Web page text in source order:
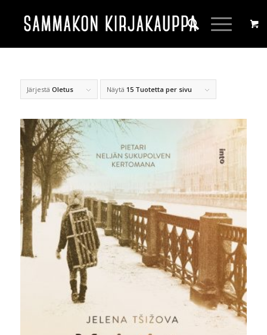
Järjestä Oletus Näytä 15 Tuotetta per sivu